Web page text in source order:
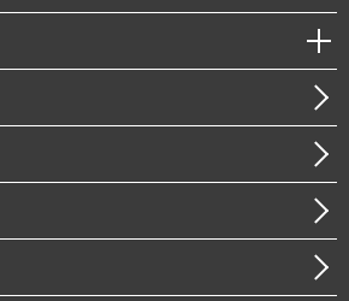
コンプライアンス）・防災（政策）
ポーツ・スマートシティ
システム
）